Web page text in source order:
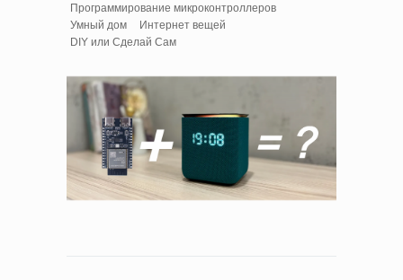
Программирование микроконтроллеров
Умный дом
Интернет вещей
DIY или Сделай Сам